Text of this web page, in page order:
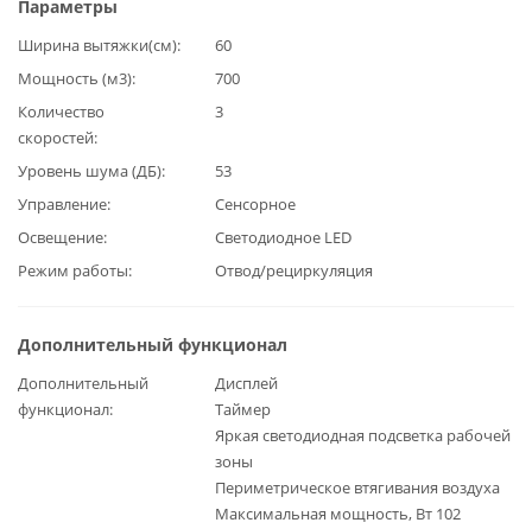
Параметры
Ширина вытяжки(см)
60
Мощность (м3)
700
Количество
скоростей
3
Уровень шума (ДБ)
53
Управление
Сенсорное
Освещение
Светодиодное LED
Режим работы
Отвод/рециркуляция
Дополнительный функционал
Дополнительный
функционал
Дисплей
Таймер
Яркая светодиодная подсветка рабочей
зоны
Периметрическое втягивания воздуха
Максимальная мощность, Вт 102